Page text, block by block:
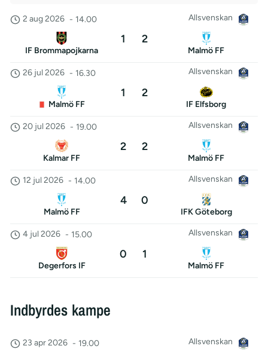
Allsvenskan
2 aug 2026 - 14.00
IF Brommapojkarna
1 2
Malmö FF
Allsvenskan
26 jul 2026 - 16.30
Malmö FF
1 2
IF Elfsborg
Allsvenskan
20 jul 2026 - 19.00
Kalmar FF
2 2
Malmö FF
Allsvenskan
12 jul 2026 - 14.00
Malmö FF
4 0
IFK Göteborg
Allsvenskan
4 jul 2026 - 15.00
Degerfors IF
0 1
Malmö FF
Indbyrdes kampe
Allsvenskan
23 apr 2026 - 19.00